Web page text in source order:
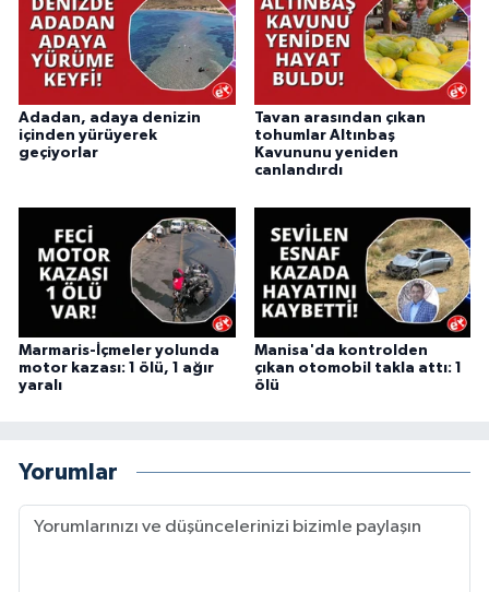
Adadan, adaya denizin
içinden yürüyerek
geçiyorlar
Tavan arasından çıkan
tohumlar Altınbaş
Kavununu yeniden
canlandırdı
Marmaris-İçmeler yolunda
motor kazası: 1 ölü, 1 ağır
yaralı
Manisa'da kontrolden
çıkan otomobil takla attı: 1
ölü
Yorumlar